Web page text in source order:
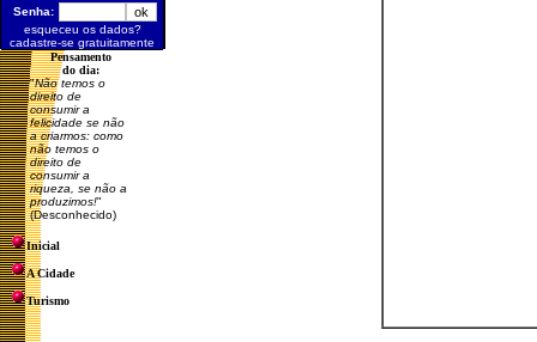
Senha:
esqueceu os dados?
cadastre-se gratuitamente
Pensamento
do dia:
"Não temos o
direito de
consumir a
felicidade se não
a criarmos: como
não temos o
direito de
consumir a
riqueza, se não a
produzimos!"
(Desconhecido)
Inicial
A Cidade
Turismo